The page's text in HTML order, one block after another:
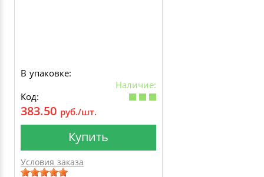
В упаковке:
Наличие:
Код:
383.50 руб./шт.
Купить
Условия заказа